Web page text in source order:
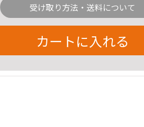
受け取り方法・送料について
カートに入れる